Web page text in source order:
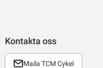
Kontakta oss
Maila TCM Cykel